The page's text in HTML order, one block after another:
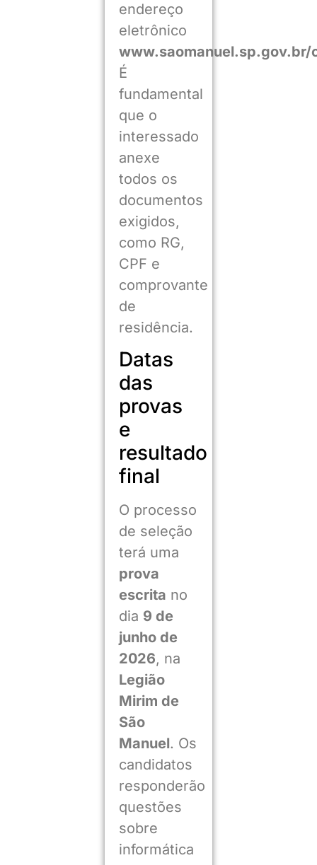
endereço
eletrônico
www.saomanuel.sp.gov.br/
É
fundamental
que o
interessado
anexe
todos os
documentos
exigidos,
como RG,
CPF e
comprovante
de
residência.
Datas
das
provas
e
resultado
final
O processo
de seleção
terá uma
prova
escrita no
dia 9 de
junho de
2026, na
Legião
Mirim de
São
Manuel. Os
candidatos
responderão
questões
sobre
informática